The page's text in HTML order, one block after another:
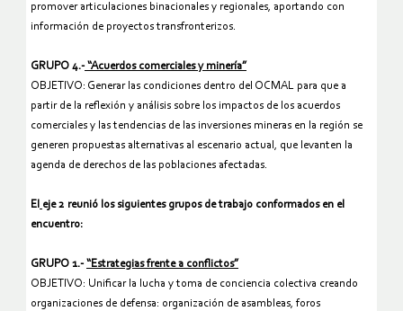
promover articulaciones binacionales y regionales, aportando con
información de proyectos transfronterizos.
GRUPO 4.-“Acuerdos comerciales y minería”
OBJETIVO: Generar las condiciones dentro del OCMAL para que a
partir de la reflexión y análisis sobre los impactos de los acuerdos
comerciales y las tendencias de las inversiones mineras en la región se
generen propuestas alternativas al escenario actual, que levanten la
agenda de derechos de las poblaciones afectadas.
El eje 2 reunió los siguientes grupos de trabajo conformados en el
encuentro:
GRUPO 1.- “Estrategias frente a conflictos”
OBJETIVO: Unificar la lucha y toma de conciencia colectiva creando
organizaciones de defensa: organización de asambleas, foros